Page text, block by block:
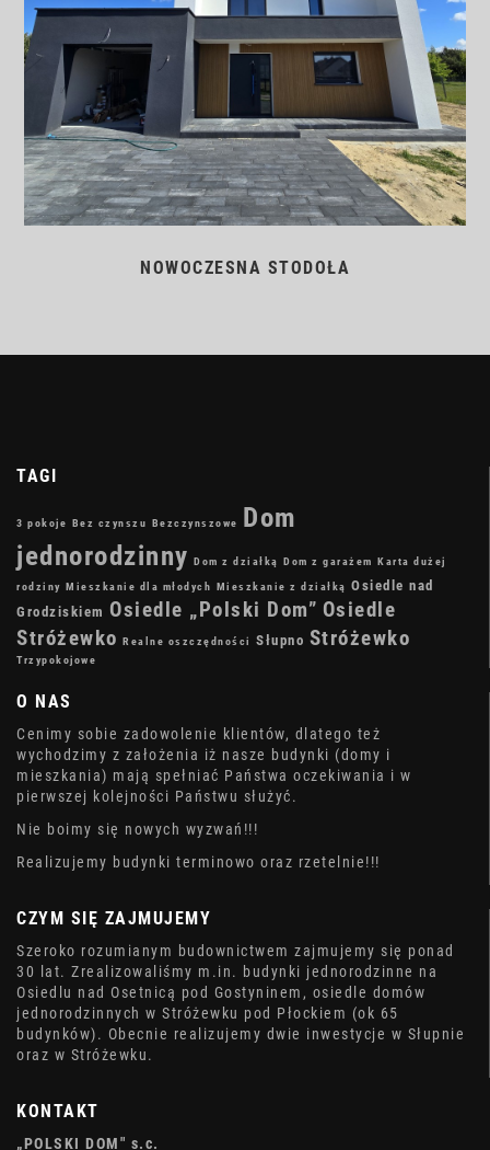
NOWOCZESNA STODOŁA
TAGI
3 pokoje Bez czynszu Bezczynszowe
Dom
jednorodzinny Dom z działką Dom z garażem Karta dużej
rodziny Mieszkanie dla młodych Mieszkanie z działką Osiedle nad
Grodziskiem Osiedle „Polski Dom” Osiedle
Stróżewko Realne oszczędności Słupno Stróżewko
Trzypokojowe
O NAS
Cenimy sobie zadowolenie klientów, dlatego też
wychodzimy z założenia iż nasze budynki (domy i
mieszkania) mają spełniać Państwa oczekiwania i w
pierwszej kolejności Państwu służyć.
Nie boimy się nowych wyzwań!!!
Realizujemy budynki terminowo oraz rzetelnie!!!
CZYM SIĘ ZAJMUJEMY
Szeroko rozumianym budownictwem zajmujemy się ponad
30 lat. Zrealizowaliśmy m.in. budynki jednorodzinne na
Osiedlu nad Osetnicą pod Gostyninem, osiedle domów
jednorodzinnych w Stróżewku pod Płockiem (ok 65
budynków). Obecnie realizujemy dwie inwestycje w Słupnie
oraz w Stróżewku.
KONTAKT
„POLSKI DOM" s.c.